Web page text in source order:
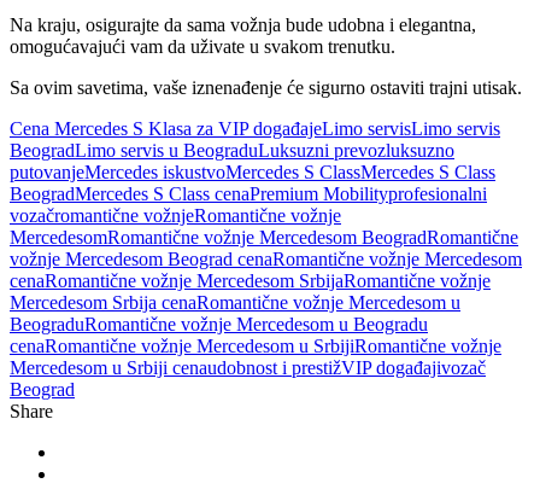
Na kraju, osigurajte da sama vožnja bude udobna i elegantna,
omogućavajući vam da uživate u svakom trenutku.
Sa ovim savetima, vaše iznenađenje će sigurno ostaviti trajni utisak.
Cena Mercedes S Klasa za VIP događajeLimo servisLimo servis
BeogradLimo servis u BeograduLuksuzni prevozluksuzno
putovanjeMercedes iskustvoMercedes S ClassMercedes S Class
BeogradMercedes S Class cenaPremium Mobilityprofesionalni
vozačromantične vožnjeRomantične vožnje
MercedesomRomantične vožnje Mercedesom BeogradRomantične
vožnje Mercedesom Beograd cenaRomantične vožnje Mercedesom
cenaRomantične vožnje Mercedesom SrbijaRomantične vožnje
Mercedesom Srbija cenaRomantične vožnje Mercedesom u
BeograduRomantične vožnje Mercedesom u Beogradu
cenaRomantične vožnje Mercedesom u SrbijiRomantične vožnje
Mercedesom u Srbiji cenaudobnost i prestižVIP događajivozač
Beograd
Share